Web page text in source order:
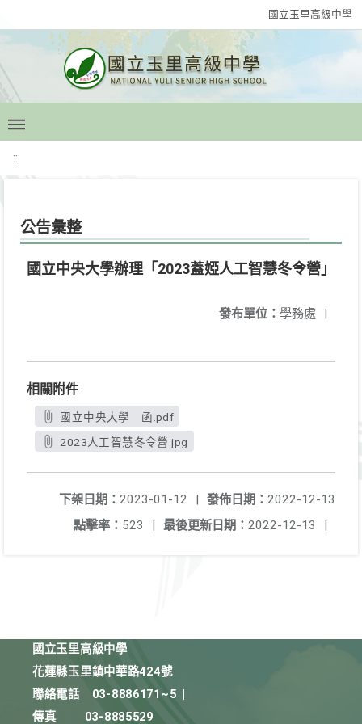
國立玉里高級中學
:::
公告彙整
國立中央大學辦理「2023蓋婭人工智慧冬令營」
發布單位： 學務處 |
相關附件
國立中央大學 函.pdf
2023人工智慧冬令營.jpg
發佈日期： 2022-12-13
下架日期： 2023-01-12
|
最後更新日期： 2022-12-13 |
點擊率： 523 |
國立玉里高級中學
花蓮縣玉里鎮中華路424號
聯絡電話
03-8886171~5
傳真
03-8885529